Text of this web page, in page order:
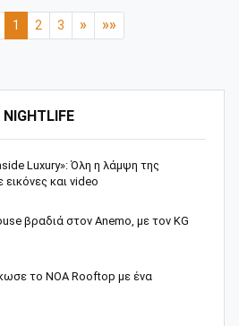
NIGHTLIFE
Luxury»: Όλη η λάμψη της
εικόνες και video
βραδιά στον Anemo, με τον KG
το NOA Rooftop με ένα
1 2 3 » »»